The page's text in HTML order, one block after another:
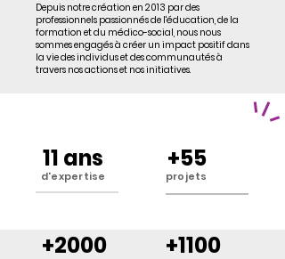
Depuis notre création en 2013 par des
professionnels passionnés de l'éducation, de la
formation et du médico-social, nous nous
sommes engagés à créer un impact positif dans
la vie des individus et des communautés à
travers nos actions et nos initiatives.
11 ans
d'expertise
+2000
+55
projets
+1100